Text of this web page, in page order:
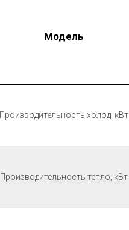
Модель
Производительность холод, кВт
Производительность тепло, кВт